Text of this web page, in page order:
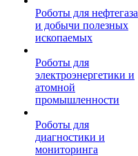
Роботы для нефтегаза
и добычи полезных
ископаемых
Роботы для
электроэнергетики и
атомной
промышленности
Роботы для
диагностики и
мониторинга